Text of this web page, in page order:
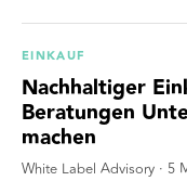
EINKAUF
Nachhaltiger
Beratungen
machen
White Label Advisory · 5